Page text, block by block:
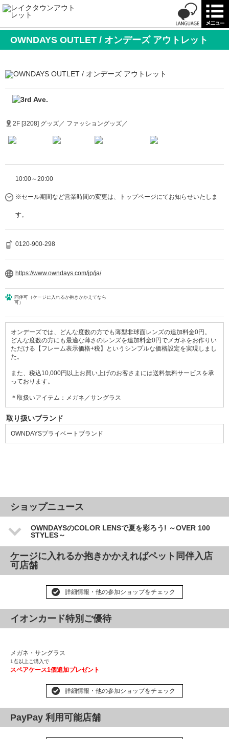
OWNDAYS OUTLET / オンデーズ アウトレット
2F [3208] グッズ／ ファッショングッズ／
10:00～20:00
※セール期間など営業時間の変更は、トップページにてお知らせいたしま
す。
0120-900-298
https://www.owndays.com/jp/ja/
同伴可（ケージに入れるか抱きかかえてなら
可）
オンデーズでは、どんな度数の方でも薄型非球面レンズの追加料金0円。
どんな度数の方にも最適な薄さのレンズを追加料金0円でメガネをお作りい
ただける【フレーム表示価格+税】というシンプルな価格設定を実現しまし
た。
また、税込10,000円以上お買い上げのお客さまには送料無料サービスを承
っております。
＊取扱いアイテム：メガネ／サングラス
取り扱いブランド
OWNDAYSプライベートブランド
ショップニュース
OWNDAYSのCOLOR LENSで夏を彩ろう! ～OVER 100
STYLES～
ケージに入れるか抱きかかえればペット同伴入店
可店舗
詳細情報・他の参加ショップをチェック
イオンカード特別ご優待
メガネ・サングラス
1点以上ご購入で
スペアケース1個追加プレゼント
詳細情報・他の参加ショップをチェック
PayPay 利用可能店舗